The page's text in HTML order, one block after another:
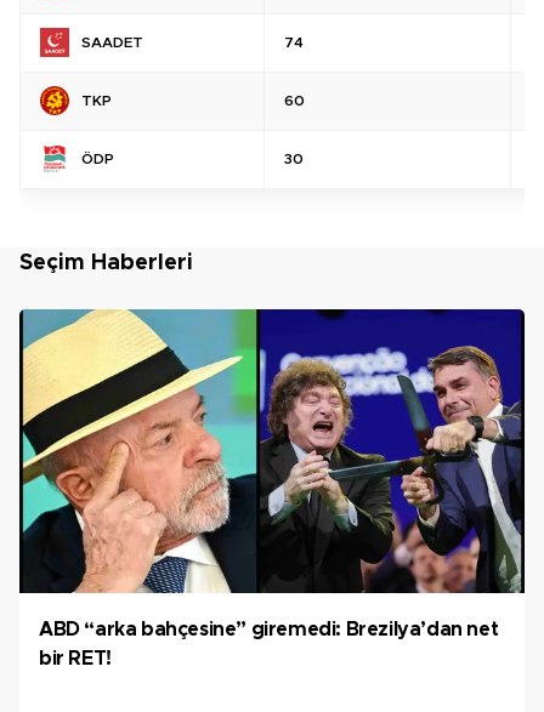
SAADET 74
TKP 60
ÖDP 30
Seçim Haberleri
ABD “arka bahçesine” giremedi: Brezilya’dan net
bir RET!